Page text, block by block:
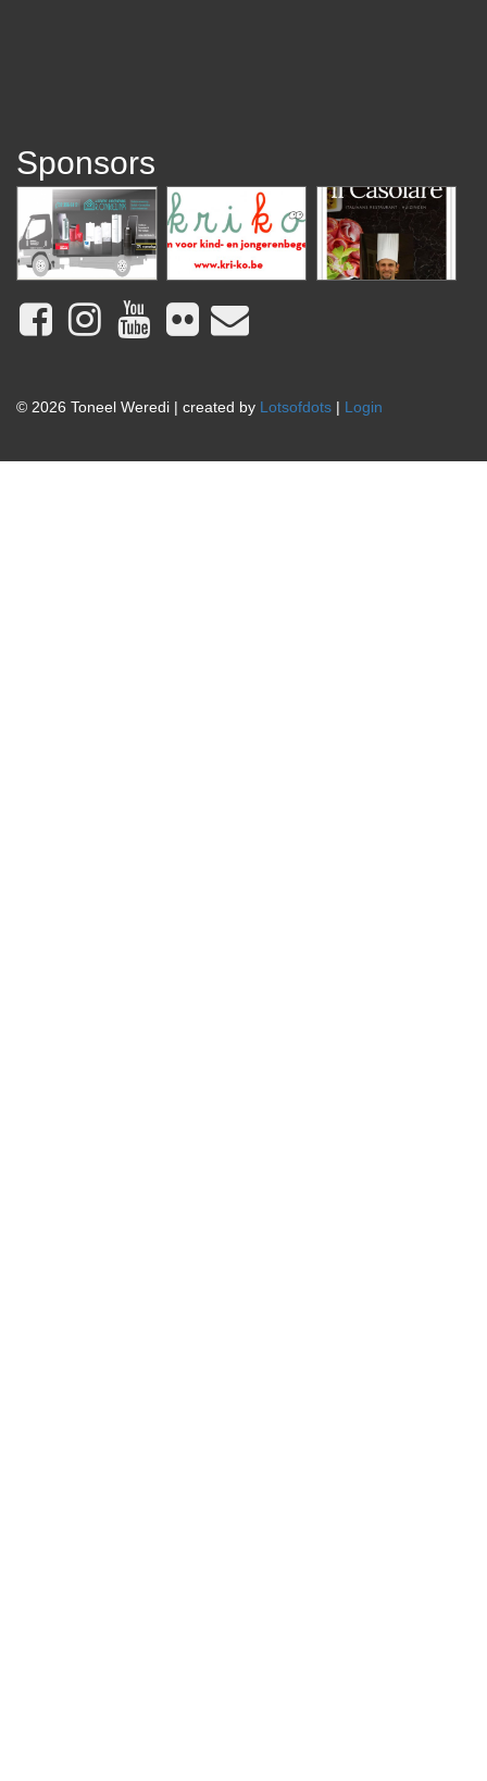
Sponsors
© 2026 Toneel Weredi | created by Lotsofdots | Login